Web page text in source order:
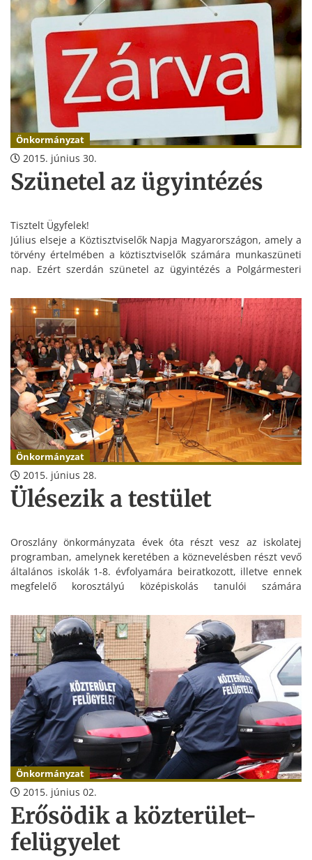
Önkormányzat
2015. június 30.
Szünetel az ügyintézés
Tisztelt Ügyfelek!
Július elseje a Köztisztviselők Napja Magyarországon, amely a
törvény értelmében a köztisztviselők számára munkaszüneti
nap. Ezért szerdán szünetel az ügyintézés a Polgármesteri
Kérjük szíves megértésüket!
Önkormányzat
2015. június 28.
Ülésezik a testület
Oroszlány önkormányzata évek óta részt vesz az iskolatej
programban, amelynek keretében a köznevelésben részt vevő
általános iskolák 1-8. évfolyamára beiratkozott, illetve ennek
megfelelő korosztályú középiskolás tanulói számára
Önkormányzat
2015. június 02.
Erősödik a közterület-
felügyelet